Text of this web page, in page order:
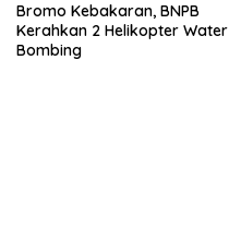
Bromo Kebakaran, BNPB
Kerahkan 2 Helikopter Water
Bombing